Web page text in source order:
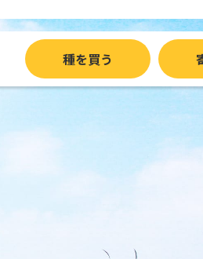
種を買う